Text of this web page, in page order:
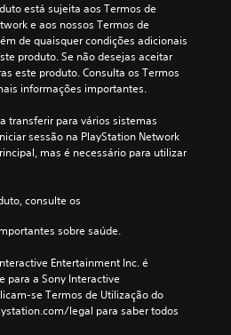
está sujeita aos Termos de
e aos nossos Termos de
de quaisquer condições adicionais
produto. Se não desejas aceitar
este produto. Consulta os Termos
informações importantes.
transferir para vários sistemas
sessão na PlayStation Network
mas é necessário para utilizar
consulte os
sobre saúde.
Entertainment Inc. é
para a Sony Interactive
se Termos de Utilização do
legal para saber todos